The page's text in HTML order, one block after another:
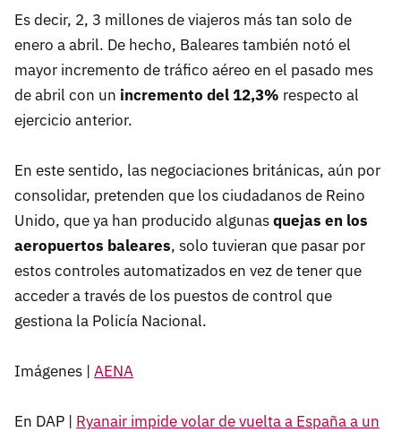
Es decir, 2, 3 millones de viajeros más tan solo de
enero a abril. De hecho, Baleares también notó el
mayor incremento de tráfico aéreo en el pasado mes
de abril con un incremento del 12,3% respecto al
ejercicio anterior.
En este sentido, las negociaciones británicas, aún por
consolidar, pretenden que los ciudadanos de Reino
Unido, que ya han producido algunasquejas en los
aeropuertos baleares, solo tuvieran que pasar por
estos controles automatizados en vez de tener que
acceder a través de los puestos de control que
gestiona la Policía Nacional.
Imágenes | AENA
En DAP | Ryanair impide volar de vuelta a España a un